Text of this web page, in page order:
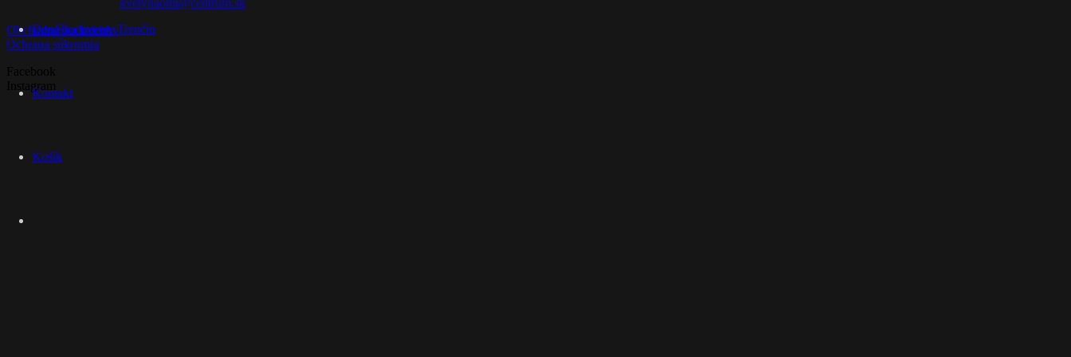
Donáška kvetov Trenčín
Kontakt
Košík
kvetynaomi@centrum.sk
Obchodné podmienky
Ochrana súkromia
Instagram